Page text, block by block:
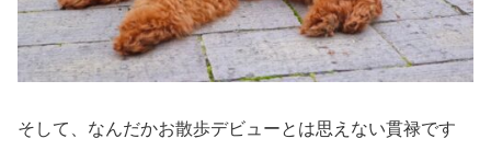
そして、なんだかお散歩デビューとは思えない貫禄です